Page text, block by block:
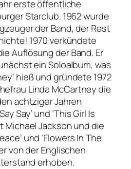
erste öffentliche
Starclub. 1962 wurde
der Band, der Rest
1970 verkündete
Auflösung der Band. Er
ein Soloalbum, was
hieß und gründete 1972
Linda McCartney die
achtziger Jahren
Say’ und ‘This Girl Is
Michael Jackson und die
und ‘Flowers In The
von der Englischen
erhoben.